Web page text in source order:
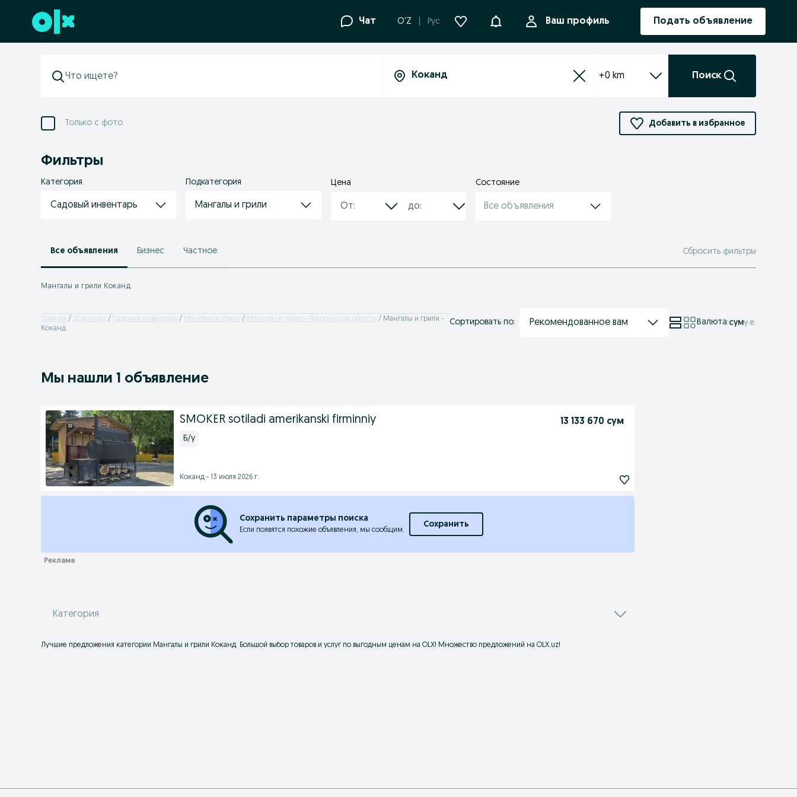
Перейти к нижнему колонтитулу Чат O'Z Рус УведомленияВаш профиль Подать объявление
+0 km Поиск
Только с фото Добавить в избранное
Фильтры
Категория
Садовый инвентарь
Подкатегория
Мангалы и грили
Цена Состояние
Все объявления
Все объявления Бизнес Частное Сбросить фильтры
Мангалы и грили Коканд
Главная Дом и сад Садовый инвентарь Мангалы и грили Мангалы и грили - Ферганская область
Мангалы и грили -
Коканд
Сортировать по: Рекомендованное вам Валюта:суму.е.
Мы нашли 1 объявление
SMOKER sotiladi amerikanski firminniy 13 133 670 сум
Б/у
Коканд - 13 июля 2026 г.
Сохранить параметры поиска
Если появятся похожие объявления, мы сообщим.
Сохранить
Категория
Лучшие предложения категории Мангалы и грили Коканд. Большой выбор товаров и услуг по выгодным ценам на OLX! Множество предложений на OLX.uz!